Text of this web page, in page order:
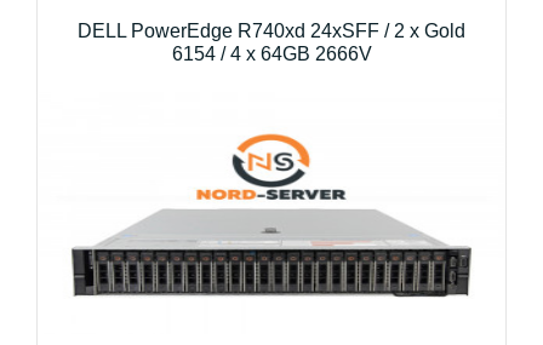
DELL PowerEdge R740xd 24xSFF / 2 x Gold
6154 / 4 x 64GB 2666V